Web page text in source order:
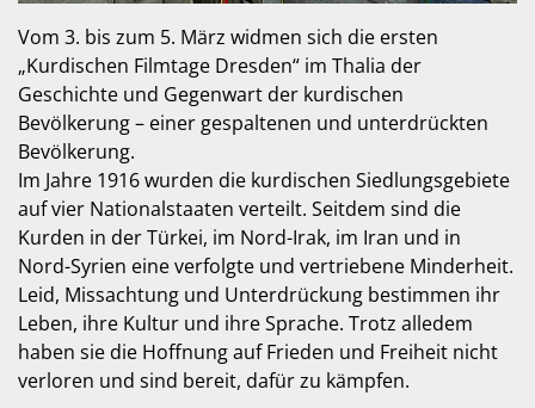
Vom 3. bis zum 5. März widmen sich die ersten
„Kurdischen Filmtage Dresden“ im Thalia der
Geschichte und Gegenwart der kurdischen
Bevölkerung – einer gespaltenen und unterdrückten
Bevölkerung.
Im Jahre 1916 wurden die kurdischen Siedlungsgebiete
auf vier Nationalstaaten verteilt. Seitdem sind die
Kurden in der Türkei, im Nord-Irak, im Iran und in
Nord-Syrien eine verfolgte und vertriebene Minderheit.
Leid, Missachtung und Unterdrückung bestimmen ihr
Leben, ihre Kultur und ihre Sprache. Trotz alledem
haben sie die Hoffnung auf Frieden und Freiheit nicht
verloren und sind bereit, dafür zu kämpfen.